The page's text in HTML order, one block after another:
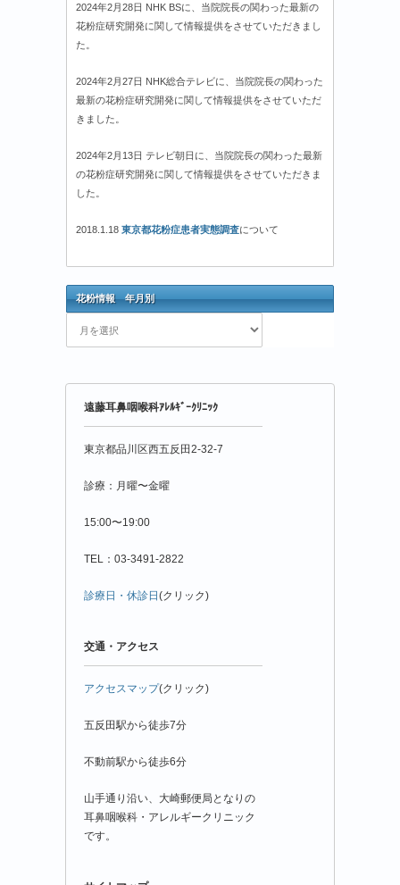
2024年2月28日 NHK BSに、当院院長の関わった最新の
花粉症研究開発に関して情報提供をさせていただきまし
た。
2024年2月27日 NHK総合テレビに、当院院長の関わった
最新の花粉症研究開発に関して情報提供をさせていただ
きました。
2024年2月13日 テレビ朝日に、当院院長の関わった最新
の花粉症研究開発に関して情報提供をさせていただきま
した。
2018.1.18 東京都花粉症患者実態調査について
花粉情報 年月別
花
粉
遠藤耳鼻咽喉科ｱﾚﾙｷﾞｰｸﾘﾆｯｸ
東京都品川区西五反田2-32-7
診療：月曜〜金曜
15:00〜19:00
TEL：03-3491-2822
診療日・休診日(クリック)
交通・アクセス
アクセスマップ(クリック)
五反田駅から徒歩7分
不動前駅から徒歩6分
山手通り沿い、大崎郵便局となりの
耳鼻咽喉科・アレルギークリニック
です。